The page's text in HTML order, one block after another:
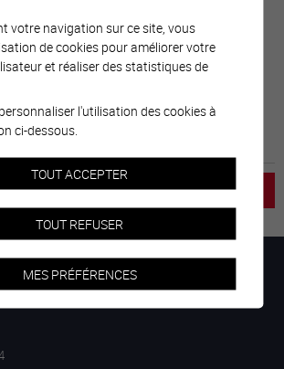
à cette date
emploi mentions légales
votre navigation sur ce site, vous
de cookies pour améliorer votre
et réaliser des statistiques de
l'utilisation des cookies à
ci-dessous.
TOUT ACCEPTER
TOUT REFUSER
MES PRÉFÉRENCES